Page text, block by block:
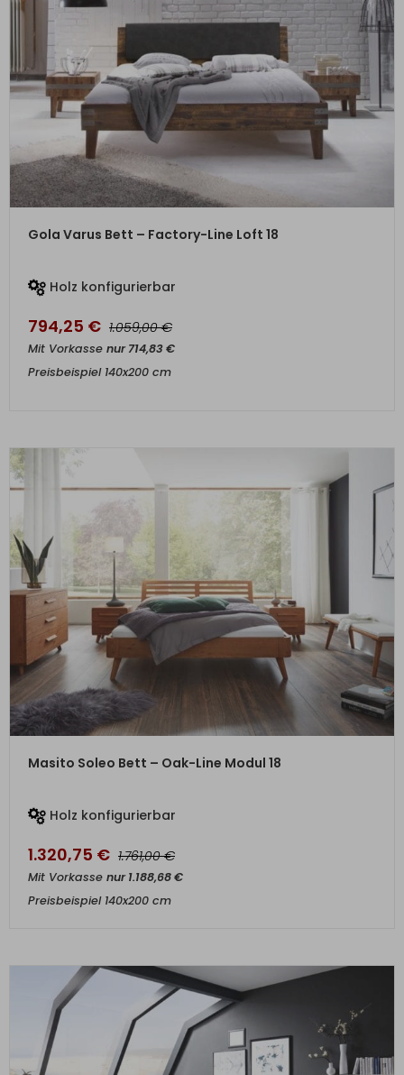
ZUM PRODUKT
Gola Varus Bett – Factory-Line Loft 18
Holz konfigurierbar
794,25 € 1.059,00€
Mit Vorkasse nur714,83€
Preisbeispiel 140x200 cm
ZUM PRODUKT
Masito Soleo Bett – Oak-Line Modul 18
Holz konfigurierbar
1.320,75 € 1.761,00€
Mit Vorkasse nur1.188,68€
Preisbeispiel 140x200 cm